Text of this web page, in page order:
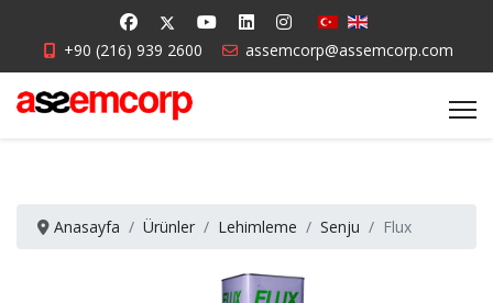
+90 (216) 939 2600 assemcorp@assemcorp.com
Anasayfa Ürünler Lehimleme Senju Flux